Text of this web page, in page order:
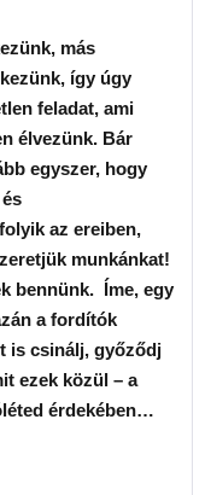
más
így úgy
feladat, ami
élvezünk. Bár
egyszer, hogy
az ereiben,
munkánkat!
bennünk. Íme, egy
a fordítók
is csinálj, győződj
ezek közül – a
érdekében…